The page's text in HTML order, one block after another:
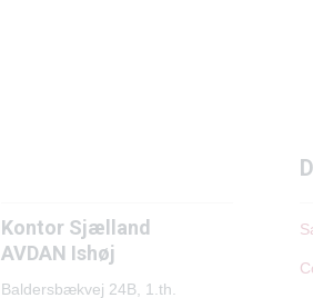
Kontor Sjælland
AVDAN Ishøj
Baldersbækvej 24B, 1.th.